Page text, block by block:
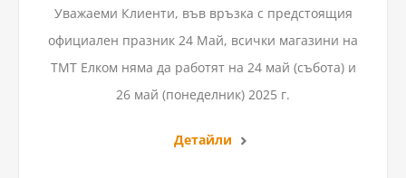
Уважаеми Клиенти, във връзка с предстоящия
официален празник 24 Май, всички магазини на
ТМТ Елком няма да работят на 24 май (събота) и
26 май (понеделник) 2025 г.
Детайли